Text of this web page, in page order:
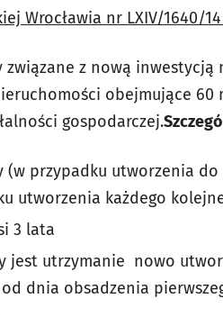
Wrocławia nr LXIV/1640/14
z nową inwestycją
obejmujące 60
gospodarczej.
(w przypadku utworzenia
utworzenia każdego
3 lata
jest utrzymanie nowo
dnia obsadzenia